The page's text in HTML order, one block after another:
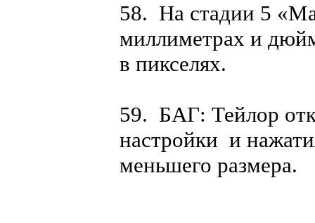
58. На стадии 5
миллиметрах и
в пикселях.
59. БАГ: Тейлор
настройки и
меньшего размера.